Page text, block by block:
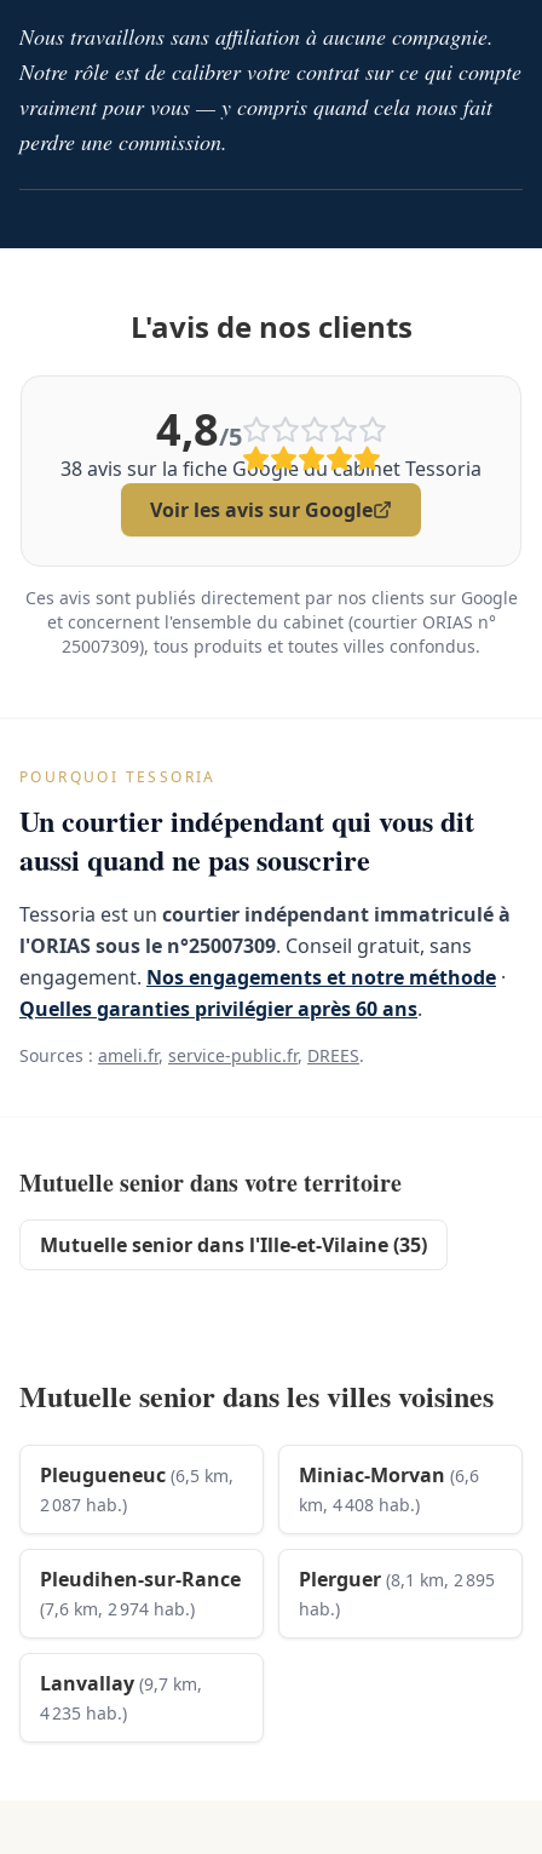
Nous travaillons sans affiliation à aucune compagnie.
Notre rôle est de calibrer votre contrat sur ce qui compte
vraiment pour vous — y compris quand cela nous fait
perdre une commission.
L'avis de nos clients
4,8/5
38avis sur la fiche Google du cabinet Tessoria
Voir les avis sur Google
Ces avis sont publiés directement par nos clients sur Google
et concernent l'ensemble du cabinet (courtier ORIAS n°
25007309), tous produits et toutes villes confondus.
POURQUOI TESSORIA
Un courtier indépendant qui vous dit
aussi quand ne pas souscrire
Tessoria est un courtier indépendant immatriculé à
l'ORIAS sous le n°25007309. Conseil gratuit, sans
engagement. Nos engagements et notre méthode ·
Quelles garanties privilégier après 60 ans.
Sources : ameli.fr, service-public.fr, DREES.
Mutuelle senior dans votre territoire
Mutuelle senior dans l'Ille-et-Vilaine (35)
Mutuelle senior dans les villes voisines
Pleugueneuc (6,5 km,
2 087 hab.)
Miniac-Morvan (6,6
km, 4 408 hab.)
Pleudihen-sur-Rance
(7,6 km, 2 974 hab.)
Plerguer (8,1 km, 2 895
hab.)
Lanvallay (9,7 km,
4 235 hab.)